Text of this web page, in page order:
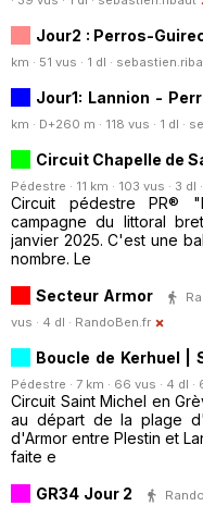
Jour2 : Perros-
km · 51 vus · 1 dl ·
Jour1: Lannion -
km · D+260 m · 118 vus · 1 dl ·
Circuit Chapelle de
Pédestre · 11 km · 103 vus · 3
Circuit pédestre PR®
campagne du littoral
janvier 2025. C'est une
nombre. Le
Secteur Armor
vus · 4 dl · RandoBen.fr
Boucle de Kerhuel |
Pédestre · 7 km · 66 vus · 4 dl
Circuit Saint Michel en
au départ de la plage
d'Armor entre Plestin et
faite e
GR34 Jour 2